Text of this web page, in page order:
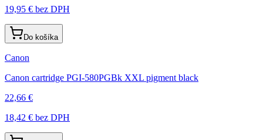
19,95 € bez DPH
Do košíka
Canon
Canon cartridge PGI-580PGBk XXL pigment black
22,66 €
18,42 € bez DPH